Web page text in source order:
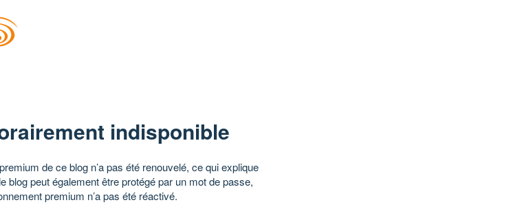
indisponible
de ce blog n’a pas été renouvelé, ce qui explique
blog peut également être protégé par un mot de passe,
premium n’a pas été réactivé.